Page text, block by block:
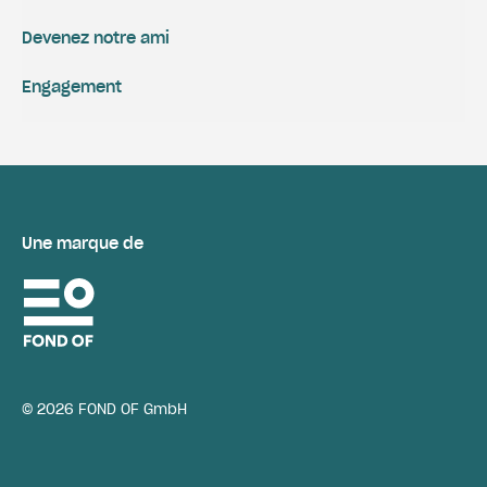
Engagement
Devenez notre ami
Une marque de
© 2026 FOND OF GmbH